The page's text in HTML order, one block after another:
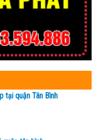
tại quận Tân Bình